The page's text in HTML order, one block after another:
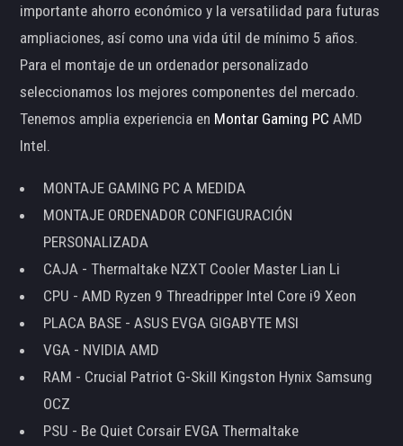
importante ahorro económico y la versatilidad para futuras
ampliaciones, así como una vida útil de mínimo 5 años.
Para el montaje de un ordenador personalizado
seleccionamos los mejores componentes del mercado.
Tenemos amplia experiencia en Montar Gaming PC AMD
Intel.
MONTAJE GAMING PC A MEDIDA
MONTAJE ORDENADOR CONFIGURACIÓN
PERSONALIZADA
CAJA - Thermaltake NZXT Cooler Master Lian Li
CPU - AMD Ryzen 9 Threadripper Intel Core i9 Xeon
PLACA BASE - ASUS EVGA GIGABYTE MSI
VGA - NVIDIA AMD
RAM - Crucial Patriot G-Skill Kingston Hynix Samsung
OCZ
PSU - Be Quiet Corsair EVGA Thermaltake